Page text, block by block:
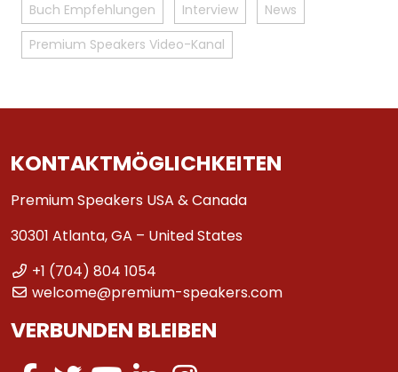
Buch Empfehlungen
Interview
News
Premium Speakers Video-Kanal
KONTAKTMÖGLICHKEITEN
Premium Speakers USA & Canada
30301 Atlanta, GA – United States
+1 (704) 804 1054
welcome@premium-speakers.com
VERBUNDEN BLEIBEN